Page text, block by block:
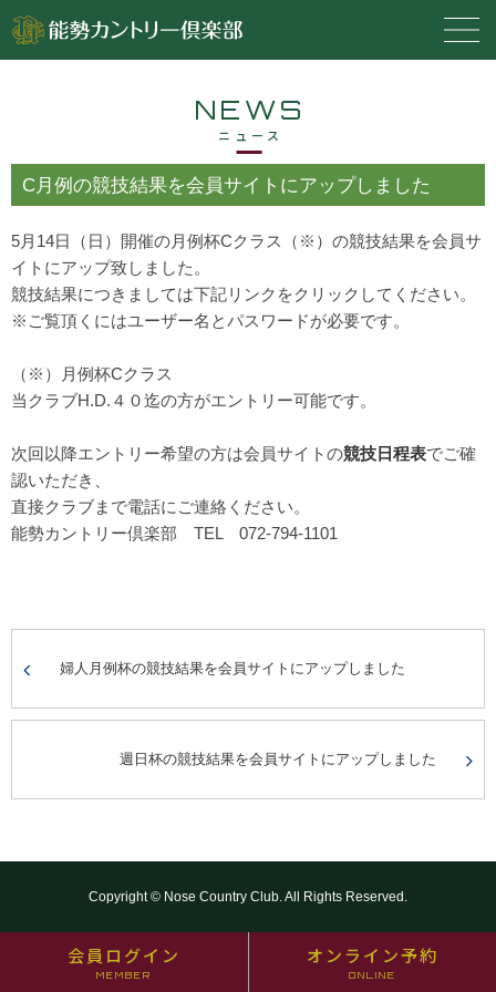
会員ログイン
MEMBER
オンライン予約
ONLINE
NEWS
ニュース
C月例の競技結果を会員サイトにアップしました
5月14日（日）開催の月例杯Cクラス（※）の競技結果を会員サ
イトにアップ致しました。
競技結果につきましては下記リンクをクリックしてください。
※ご覧頂くにはユーザー名とパスワードが必要です。
（※）月例杯Cクラス
当クラブH.D.４０迄の方がエントリー可能です。
次回以降エントリー希望の方は会員サイトの競技日程表でご確
認いただき、
直接クラブまで電話にご連絡ください。
能勢カントリー倶楽部 TEL 072-794-1101
婦人月例杯の競技結果を会員サイトにアップしました
週日杯の競技結果を会員サイトにアップしました
Copyright © Nose Country Club. All Rights Reserved.